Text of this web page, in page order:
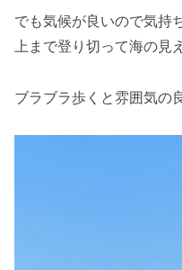
でも気候が良いので気持
上まで登り切って海の見
ブラブラ歩くと雰囲気の